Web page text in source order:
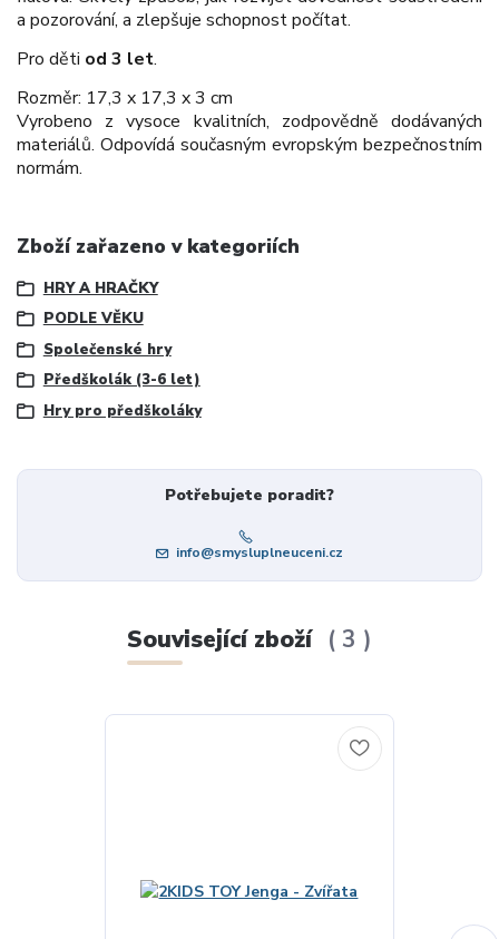
a pozorování, a zlepšuje schopnost počítat.
Pro děti od 3 let.
Rozměr: 17,3 x 17,3 x 3 cm
Vyrobeno z vysoce kvalitních, zodpovědně dodávaných
materiálů. Odpovídá současným evropským bezpečnostním
normám.
Zboží zařazeno v kategoriích
HRY A HRAČKY
PODLE VĚKU
Společenské hry
Předškolák (3-6 let)
Hry pro předškoláky
Potřebujete poradit?
info@smysluplneuceni.cz
Související zboží 3